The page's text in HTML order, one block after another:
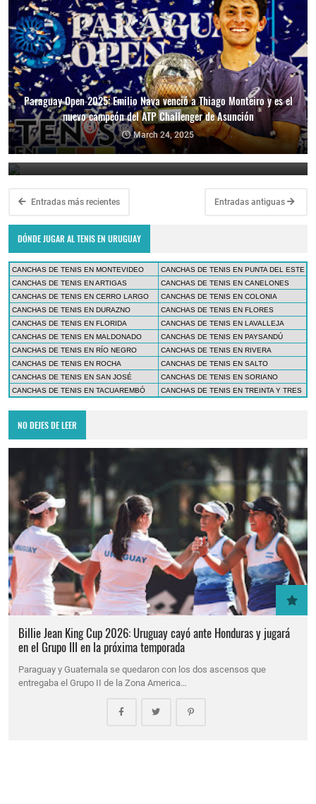
Paraguay Open 2025: Emilio Nava venció a Thiago Monteiro y es el
nuevo campeón del ATP Challenger de Asunción
March 24, 2025
Paraguay Open 2025: Thiago Monteiro vs. Emilio Nava por el título
en el ATP Challenger de Asunción
March 23, 2025
Entradas más recientes Entradas antiguas
DÓNDE JUGAR AL TENIS EN URUGUAY
CANCHAS DE TENIS EN MONTEVIDEO
CANCHAS DE TENIS EN PUNTA DEL ESTE
CANCHAS DE TENIS EN ARTIGAS
CANCHAS DE TENIS EN CANELONES
CANCHAS DE TENIS EN CERRO LARGO
CANCHAS DE TENIS EN COLONIA
CANCHAS DE TENIS EN DURAZNO
CANCHAS DE TENIS EN FLORES
CANCHAS DE TENIS EN FLORIDA
CANCHAS DE TENIS EN LAVALLEJA
CANCHAS DE TENIS EN MALDONADO
CANCHAS DE TENIS EN PAYSANDÚ
CANCHAS DE TENIS EN RÍO NEGRO
CANCHAS DE TENIS EN RIVERA
CANCHAS DE TENIS EN ROCHA
CANCHAS DE TENIS EN SALTO
CANCHAS DE TENIS EN SAN JOSÉ
CANCHAS DE TENIS EN SORIANO
CANCHAS DE TENIS EN TACUAREMBÓ
CANCHAS DE TENIS EN TREINTA Y TRES
NO DEJES DE LEER
Billie Jean King Cup 2026: Uruguay cayó ante Honduras y jugará
en el Grupo III en la próxima temporada
Paraguay y Guatemala se quedaron con los dos ascensos que
entregaba el Grupo II de la Zona America…